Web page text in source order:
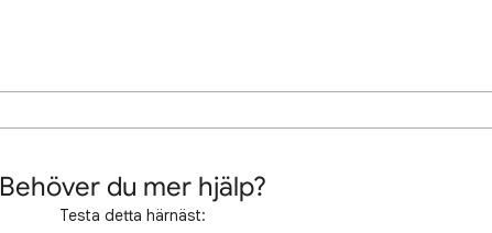
Behöver du mer hjälp?
Testa detta härnäst: